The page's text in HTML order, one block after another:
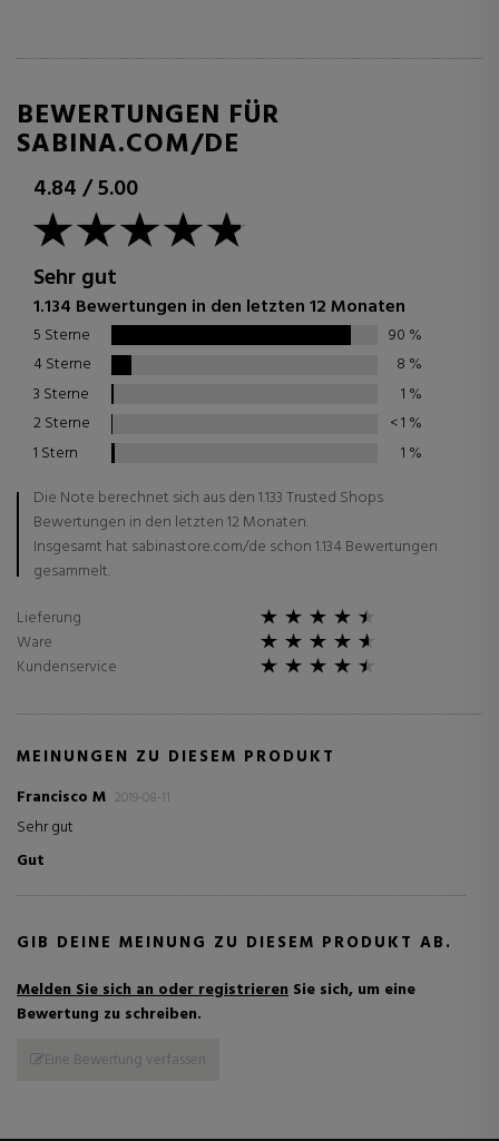
BEWERTUNGEN FÜR
SABINA.COM/DE
4.84/5.00
Sehr gut
1.134 Bewertungen in den letzten 12 Monaten
5 Sterne 90 %
4 Sterne
8 %
3 Sterne
1 %
2 Sterne
< 1 %
1 Stern
1 %
Die Note berechnet sich aus den 1.133 Trusted Shops
Bewertungen in den letzten 12 Monaten.
Insgesamt hat sabinastore.com/de schon 1.134 Bewertungen
gesammelt.
Lieferung
Ware
Kundenservice
MEINUNGEN ZU DIESEM PRODUKT
Francisco M 2019-08-11
Sehr gut
Gut
GIB DEINE MEINUNG ZU DIESEM PRODUKT AB.
Melden Sie sich an oder registrieren Sie sich, um eine
Bewertung zu schreiben.
Eine Bewertung verfassen